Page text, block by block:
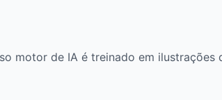
motor de IA é treinado em ilustrações